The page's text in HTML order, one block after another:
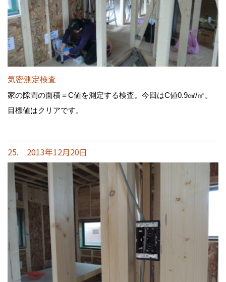
気密測定検査
家の隙間の面積＝C値を測定する検査。今回はC値0.9㎠/㎡。
目標値はクリアです。
25. 2013年12月20日